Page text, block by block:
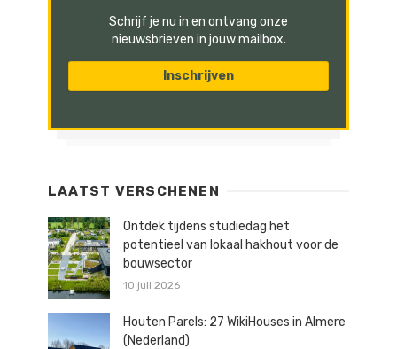
Schrijf je nu in en ontvang onze
nieuwsbrieven in jouw mailbox.
LAATST VERSCHENEN
Ontdek tijdens studiedag het
potentieel van lokaal hakhout voor de
bouwsector
10 juli 2026
Houten Parels: 27 WikiHouses in Almere
(Nederland)